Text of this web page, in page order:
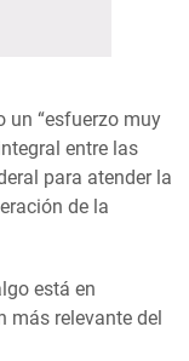
un “esfuerzo muy
entre las
para atender la
de la
está en
más relevante del